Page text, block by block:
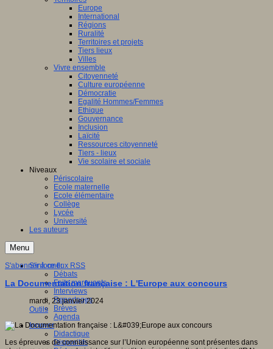
Europe
International
Régions
Ruralité
Territoires et projets
Tiers lieux
Villes
Vivre ensemble
Citoyenneté
Culture européenne
Démocratie
Egalité Hommes/Femmes
Ethique
Gouvernance
Inclusion
Laïcité
Ressources citoyenneté
Tiers - lieux
Vie scolaire et sociale
Niveaux
Périscolaire
Ecole maternelle
Ecole élémentaire
Collège
Lycée
Université
Les auteurs
Menu
S'informer
Débats
Faits marquants
Interviews
Reportages
Brèves
Agenda
Innover
Didactique
Dispositifs
S'abonner à ce flux RSS
La Documentation française : L'Europe aux concours
mardi, 23 janvier 2024
Outils
Les épreuves de connaissance sur l’Union européenne sont présentes dans